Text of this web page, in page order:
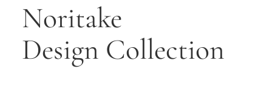
Noritake
Design Collection